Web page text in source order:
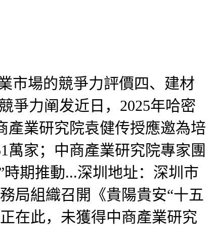
場的競爭力評價四、建材
爭力阐发近日，2025年哈密
產業研究院袁健传授應邀為培
萬家；中商產業研究院專家團
期推動...深圳地址：深圳市
局組織召開《貴陽貴安“十五
在此，未獲得中商產業研究